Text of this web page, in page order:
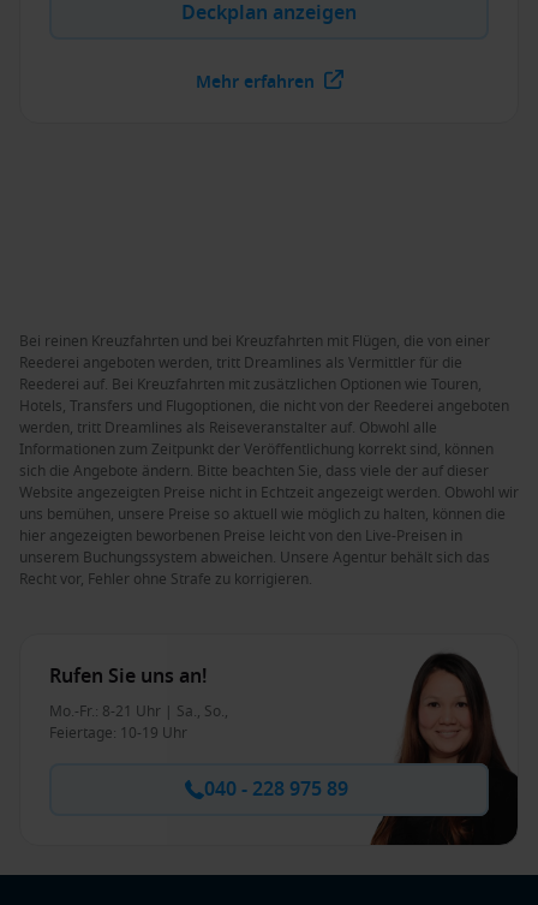
Deckplan anzeigen
Mehr erfahren
Bei reinen Kreuzfahrten und bei Kreuzfahrten mit Flügen, die von einer
Reederei angeboten werden, tritt Dreamlines als Vermittler für die
Reederei auf. Bei Kreuzfahrten mit zusätzlichen Optionen wie Touren,
Hotels, Transfers und Flugoptionen, die nicht von der Reederei angeboten
werden, tritt Dreamlines als Reiseveranstalter auf. Obwohl alle
Informationen zum Zeitpunkt der Veröffentlichung korrekt sind, können
sich die Angebote ändern. Bitte beachten Sie, dass viele der auf dieser
Website angezeigten Preise nicht in Echtzeit angezeigt werden. Obwohl wir
uns bemühen, unsere Preise so aktuell wie möglich zu halten, können die
hier angezeigten beworbenen Preise leicht von den Live-Preisen in
unserem Buchungssystem abweichen. Unsere Agentur behält sich das
Recht vor, Fehler ohne Strafe zu korrigieren.
Rufen Sie uns an!
Mo.-Fr.: 8-21 Uhr | Sa., So.,
Feiertage: 10-19 Uhr
040 - 228 975 89